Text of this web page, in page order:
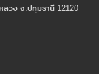
วง จ.ปทุมธานี 12120